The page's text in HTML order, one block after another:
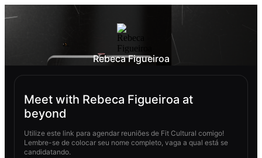
Rebeca Figueiroa
Meet with Rebeca Figueiroa at
beyond
Utilize este link para agendar reuniões de Fit Cultural comigo!
Lembre-se de colocar seu nome completo, vaga a qual está se
candidatando.